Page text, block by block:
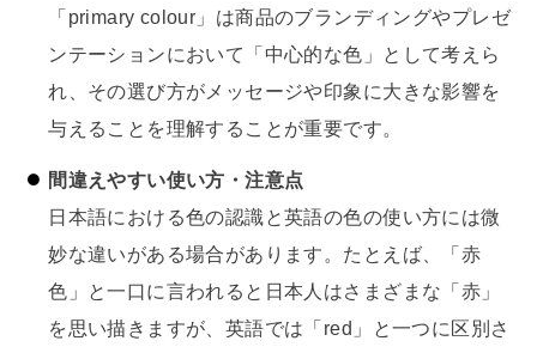
「primary colour」は商品のブランディングやプレゼ
ンテーションにおいて「中心的な色」として考えら
れ、その選び方がメッセージや印象に大きな影響を
与えることを理解することが重要です。
間違えやすい使い方・注意点
日本語における色の認識と英語の色の使い方には微
妙な違いがある場合があります。たとえば、「赤
色」と一口に言われると日本人はさまざまな「赤」
を思い描きますが、英語では「red」と一つに区別さ